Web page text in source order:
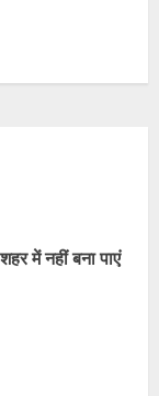
में नहीं बना पाएं